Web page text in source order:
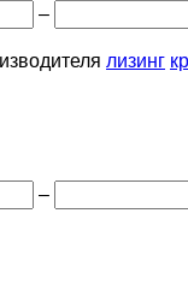
–
лизинг
–